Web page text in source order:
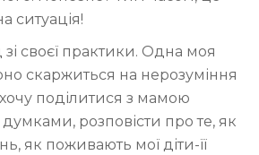
ситуація!
своєї практики. Одна моя
скаржиться на нерозуміння
хочу поділитися з мамою
розповісти про те, як
як поживають мої діти-її